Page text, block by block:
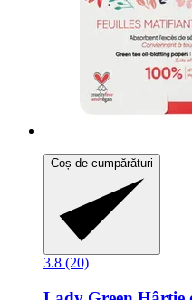
Coș de cumpărături
3.8 (20)